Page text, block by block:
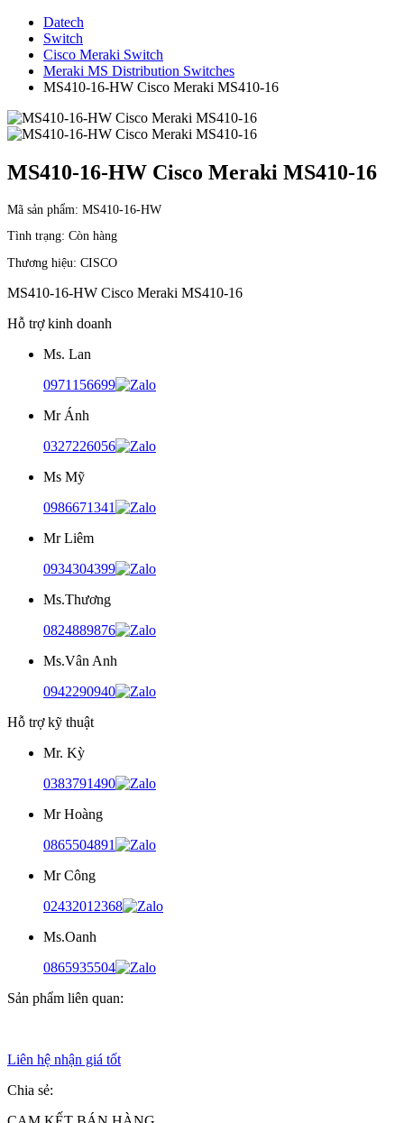
Datech
Switch
Cisco Meraki Switch
Meraki MS Distribution Switches
MS410-16-HW Cisco Meraki MS410-16
MS410-16-HW Cisco Meraki MS410-16
Mã sản phẩm: MS410-16-HW
Tình trạng: Còn hàng
Thương hiệu: CISCO
MS410-16-HW Cisco Meraki MS410-16
Hỗ trợ kinh doanh
Ms. Lan
0971156699
Mr Ánh
0327226056
Ms Mỹ
0986671341
Mr Liêm
0934304399
Ms.Thương
0824889876
Ms.Vân Anh
0942290940
Hỗ trợ kỹ thuật
Mr. Kỳ
0383791490
Mr Hoàng
0865504891
Mr Công
02432012368
Ms.Oanh
0865935504
Sản phẩm liên quan:
Liên hệ nhận giá tốt
Chia sẻ: